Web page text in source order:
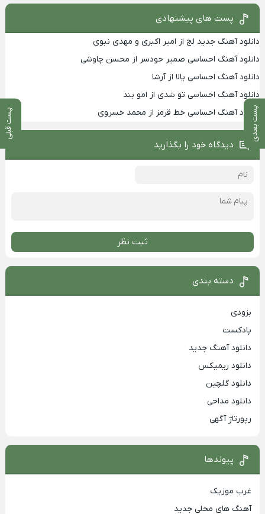
پست بعدی پست قبلی
پست های پیشنهادی
دانلود آهنگ جدید لج از امیر اکبری و مهدی نبوی
دانلود آهنگ احساسی ضمیر خودسر از محسن چاوشی
دانلود آهنگ احساسی یالا از آرشا
دانلود آهنگ احساسی تو شدی از امو بند
دانلود آهنگ احساسی خط قرمز از محمد خسروی
دیدگاه خود را بگذارید
ثبت نظر
دسته بندی
بزودی
پادکست
دانلود آهنگ جدید
دانلود ریمیکس
دانلود گلچین
دانلود مداحی
رپورتاژ آگهی
پیوندها
غرب موزیک
آهنگ های محلی جدید